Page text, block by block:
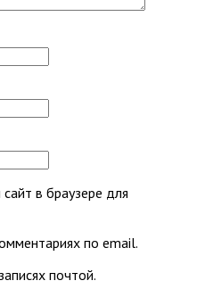
в браузере для
по email.
почтой.